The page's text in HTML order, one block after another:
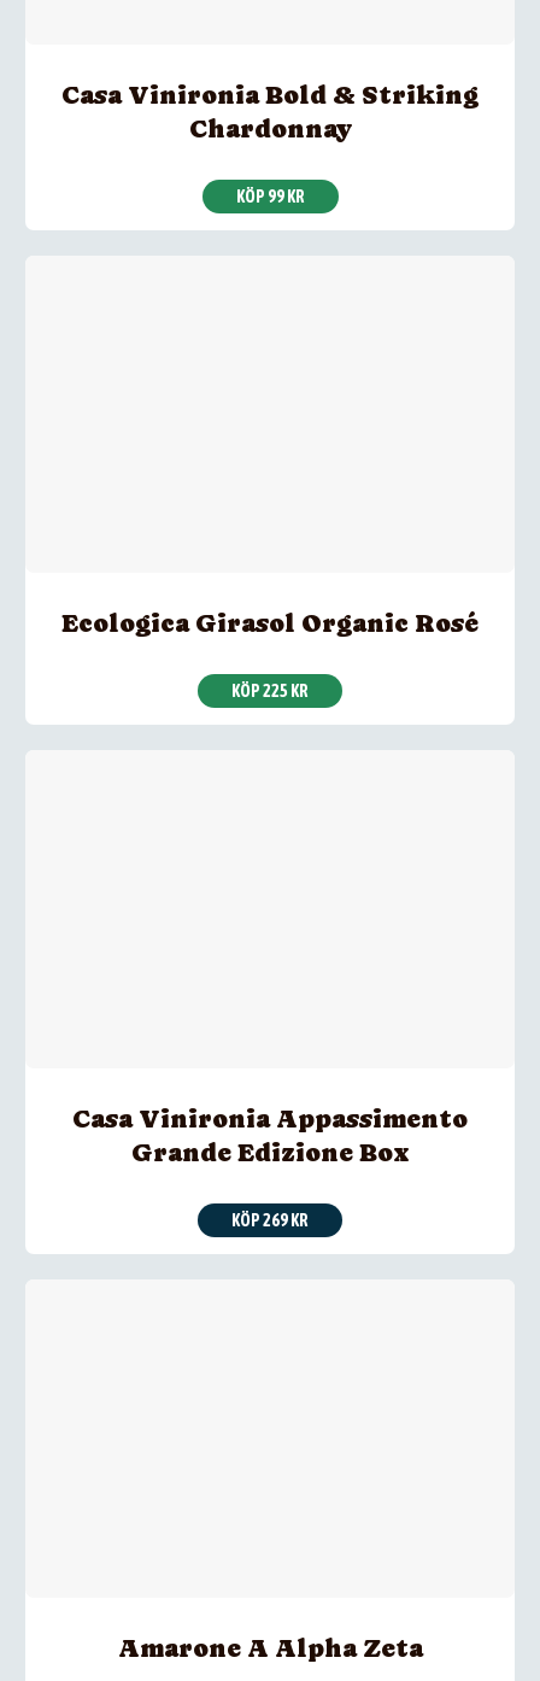
Casa Vinironia Bold & Striking
Chardonnay
KÖP 99 KR
Ecologica Girasol Organic Rosé
KÖP 225 KR
Casa Vinironia Appassimento
Grande Edizione Box
KÖP 269 KR
Amarone A Alpha Zeta